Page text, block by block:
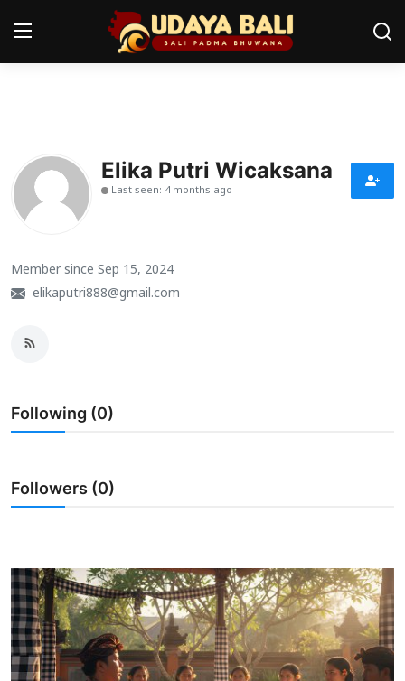
Pura
Desa Adat
Kearifan lokal
Seni
Usadha
Indonesia
Elika Putri Wicaksana
Last seen: 4 months ago
Member since Sep 15, 2024
elikaputri888@gmail.com
Following (0)
Followers (0)